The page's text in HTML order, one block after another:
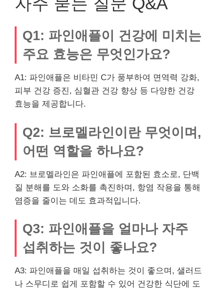
Q1: 파인애플이 건강에 미치는
주요 효능은 무엇인가요?
A1: 파인애플은 비타민 C가 풍부하여 면역력 강화,
피부 건강 증진, 심혈관 건강 향상 등 다양한 건강
효능을 제공합니다.
Q2: 브로멜라인이란 무엇이며,
어떤 역할을 하나요?
A2: 브로멜라인은 파인애플에 포함된 효소로, 단백
질 분해를 도와 소화를 촉진하며, 항염 작용을 통해
염증을 줄이는 데도 효과적입니다.
Q3: 파인애플을 얼마나 자주
섭취하는 것이 좋나요?
A3: 파인애플을 매일 섭취하는 것이 좋으며, 샐러드
나 스무디로 쉽게 포함할 수 있어 건강한 식단에 도